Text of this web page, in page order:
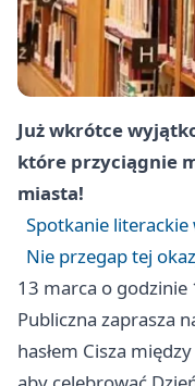
Już wkrótce
które przyciągnie
miasta!
Spotkanie literackie
Nie przegap tej
13 marca o
Publiczna zaprasza
hasłem Cisza